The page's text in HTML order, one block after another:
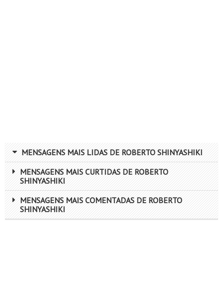
MENSAGENS MAIS LIDAS DE ROBERTO SHINYASHIKI
MENSAGENS MAIS CURTIDAS DE ROBERTO
SHINYASHIKI
MENSAGENS MAIS COMENTADAS DE ROBERTO
SHINYASHIKI